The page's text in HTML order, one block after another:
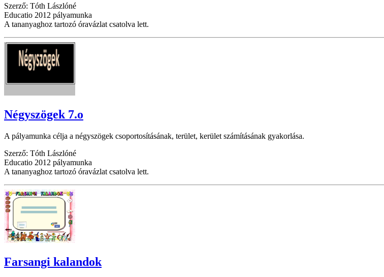
Szerző: Tóth Lászlóné
Educatio 2012 pályamunka
A tananyaghoz tartozó óravázlat csatolva lett.
Négyszögek 7.o
A pályamunka célja a négyszögek csoportosításának, terület, kerület számításának gyakorlása.
Szerző: Tóth Lászlóné
Educatio 2012 pályamunka
A tananyaghoz tartozó óravázlat csatolva lett.
Farsangi kalandok